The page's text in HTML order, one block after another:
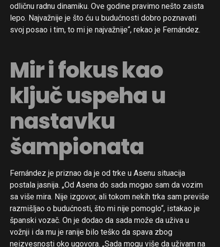
odličnu radnu dinamiku. Ove godine pravimo nešto zaista
lepo. Najvažnije je što ću u budućnosti dobro poznavati
svoj posao i tim, to mi je najvažnije“, rekao je Fernández.
Mir i fokus kao
ključ uspeha u
nastavku
šampionata
Fernández je priznao da je od trke u Asenu situacija
postala jasnija. „Od Asena do sada mogao sam da vozim
sa više mira. Nije izgovor, ali tokom nekih trka sam previše
razmišljao o budućnosti, što mi nije pomoglo“, istakao je
španski vozač. On je dodao da sada može da uživa u
vožnji i da mu je ranije bilo teško da spava zbog
neizvesnosti oko ugovora. „Sada mogu više da uživam na